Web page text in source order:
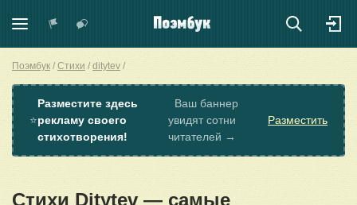
Поэмбук Стихи ditytev
⭐
Разместите здесь
рекламу своего
стихотворения!
Ваш баннер
увидят сотни
читателей →
Разместить
Стихи Ditytev — самые